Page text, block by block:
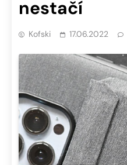
nestačí
Kofski 17.06.2022